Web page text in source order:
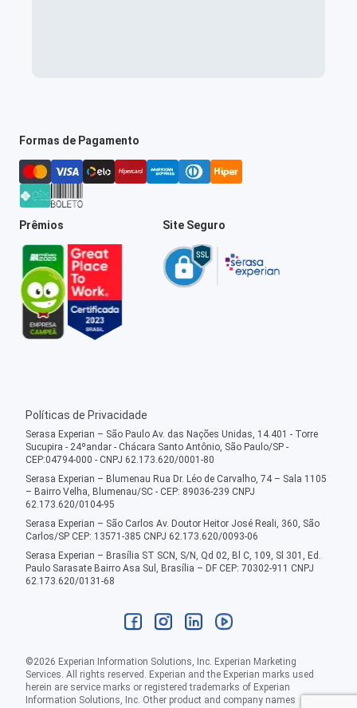
Formas de Pagamento
Prêmios Site Seguro
Políticas de Privacidade
Serasa Experian – São Paulo Av. das Nações Unidas, 14.401 - Torre
Sucupira - 24ºandar - Chácara Santo Antônio, São Paulo/SP -
CEP:04794-000 - CNPJ 62.173.620/0001-80
Serasa Experian – Blumenau Rua Dr. Léo de Carvalho, 74 – Sala 1105
– Bairro Velha, Blumenau/SC - CEP: 89036-239 CNPJ
62.173.620/0104-95
Serasa Experian – São Carlos Av. Doutor Heitor José Reali, 360, São
Carlos/SP CEP: 13571-385 CNPJ 62.173.620/0093-06
Serasa Experian – Brasília ST SCN, S/N, Qd 02, Bl C, 109, Sl 301, Ed.
Paulo Sarasate Bairro Asa Sul, Brasília – DF CEP: 70302-911 CNPJ
62.173.620/0131-68
©2026 Experian Information Solutions, Inc. Experian Marketing
Services. All rights reserved. Experian and the Experian marks used
herein are service marks or registered trademarks of Experian
Information Solutions, Inc. Other product and company names